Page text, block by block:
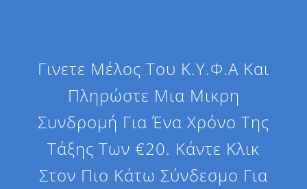
Γινετε Μέλος Του Κ.Υ.Φ.Α Και
Πληρώστε Μια Μικρη
Συνδρομή Για Ένα Χρόνο Της
Τάξης Των €20. Κάντε Κλικ
Στον Πιο Κάτω Σύνδεσμο Για